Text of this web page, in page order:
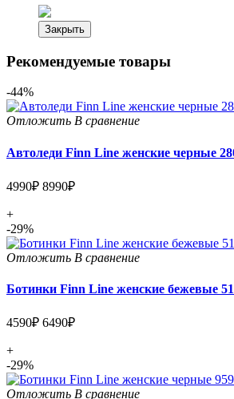
Закрыть
Рекомендуемые товары
-44%
Отложить В сравнение
Автоледи Finn Line женские черные
4990₽ 8990₽
+
-29%
Отложить В сравнение
Ботинки Finn Line женские бежевые
4590₽ 6490₽
+
-29%
Отложить В сравнение